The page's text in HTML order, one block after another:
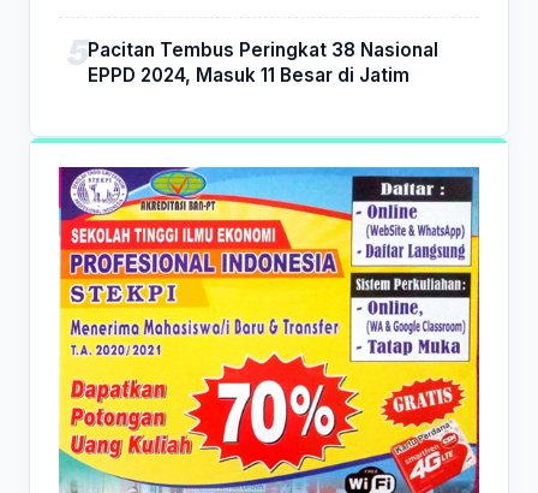
Pacitan Tembus Peringkat 38 Nasional
EPPD 2024, Masuk 11 Besar di Jatim